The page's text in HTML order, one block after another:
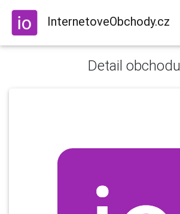
InternetoveObchody.cz
Detail obchodu